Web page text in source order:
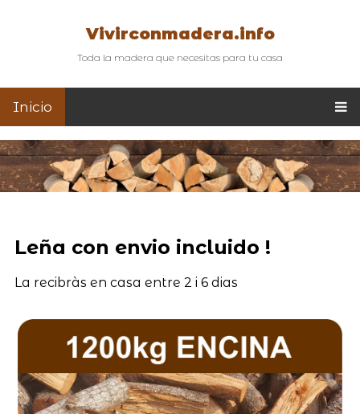
Vivirconmadera.info
Toda la madera que necesitas para tu casa
Inicio
Leña con envio incluido !
La recibràs en casa entre 2 i 6 dias